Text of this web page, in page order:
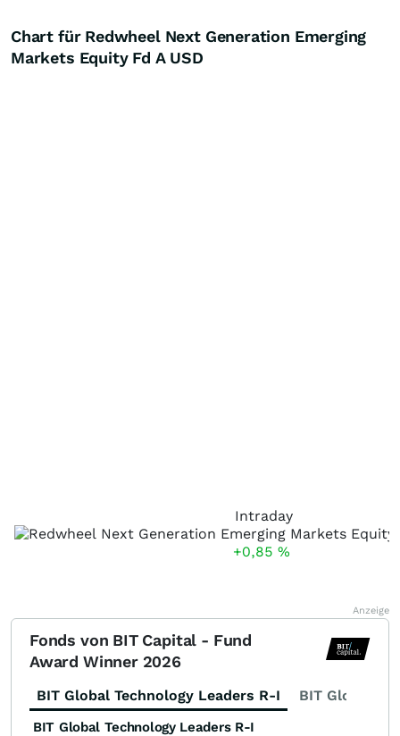
Chart für Redwheel Next Generation Emerging
Markets Equity Fd A USD
Intraday
+0,85 %
Anzeige
Fonds von BIT Capital - Fund
Award Winner 2026
BIT Global Technology Leaders R-I BIT Global
BIT Global Technology Leaders R-I